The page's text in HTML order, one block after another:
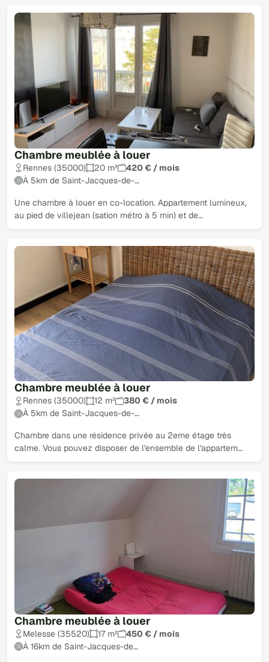
Chambre meublée à louer
Rennes (35000) 20 m²
420 € / mois
À 5km de Saint-Jacques-de-…
Une chambre à louer en co-location. Appartement lumineux,
au pied de villejean (sation métro à 5 min) et de…
Chambre meublée à louer
Rennes (35000) 12 m²
380 € / mois
À 5km de Saint-Jacques-de-…
Chambre dans une résidence privée au 2eme étage très
calme. Vous pouvez disposer de l'ensemble de l'appartem…
Chambre meublée à louer
Melesse (35520) 17 m²
450 € / mois
À 16km de Saint-Jacques-de…